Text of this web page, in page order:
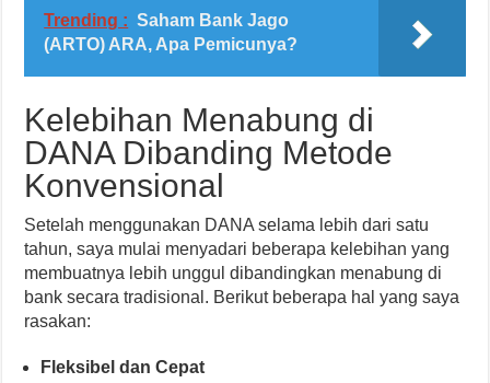
Trending : Saham Bank Jago
(ARTO) ARA, Apa Pemicunya?
Kelebihan Menabung di
DANA Dibanding Metode
Konvensional
Setelah menggunakan DANA selama lebih dari satu
tahun, saya mulai menyadari beberapa kelebihan yang
membuatnya lebih unggul dibandingkan menabung di
bank secara tradisional. Berikut beberapa hal yang saya
rasakan:
Fleksibel dan Cepat